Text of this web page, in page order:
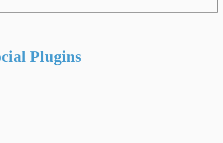
Plugins